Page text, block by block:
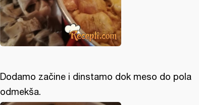
Dodamo začine i dinstamo dok meso do pola
odmekša.